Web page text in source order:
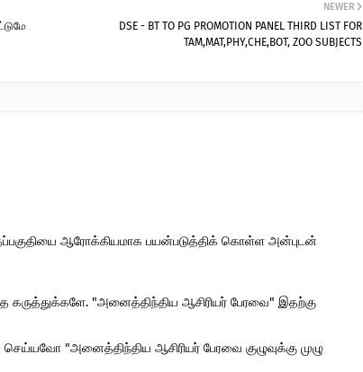
NEWER
DSE - BT TO PG PROMOTION PANEL THIRD LIST FOR
TAM,MAT,PHY,CHE,BOT, ZOO SUBJECTS
ஆரோக்கியமாக பயன்படுத்திக் கொள்ள அன்புடன்
கருத்துக்களே. "அனைத்திந்திய ஆசிரியர் பேரவை" இதற்கு
"அனைத்திந்திய ஆசிரியர் பேரவை குழுவுக்கு முழு